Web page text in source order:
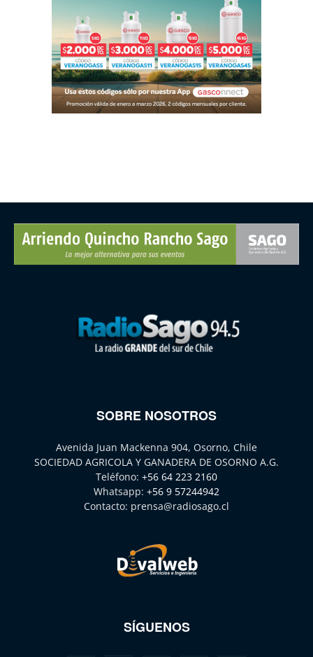
SOBRE NOSOTROS
Avenida Juan Mackenna 904, Osorno, Chile
SOCIEDAD AGRICOLA Y GANADERA DE OSORNO A.G.
Teléfono: +56 64 223 2160
Whatsapp: +56 9 57244942
Contacto: prensa@radiosago.cl
SÍGUENOS